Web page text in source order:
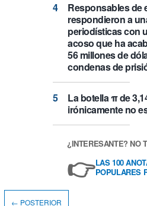
Responsables de
respondieron a
periodísticas con
acoso que ha
56 millones de
condenas de
La botella π de
irónicamente no
¿INTERESANTE? NO
👉LAS 100
POPULARES
← POSTERIOR